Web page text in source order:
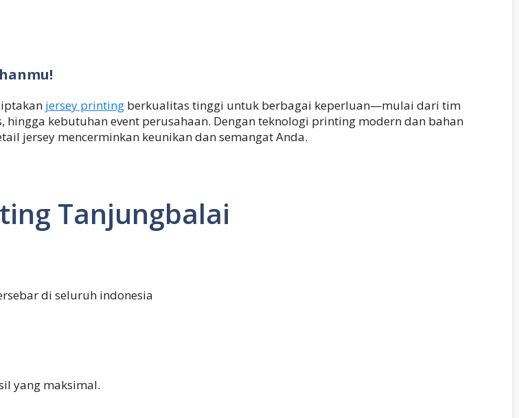
jersey printingberkualitas tinggi untuk berbagai keperluan—mulai dari tim
kebutuhan event perusahaan. Dengan teknologi printing modern dan bahan
jersey mencerminkan keunikan dan semangat Anda.
Tanjungbalai
di seluruh indonesia
yang maksimal.